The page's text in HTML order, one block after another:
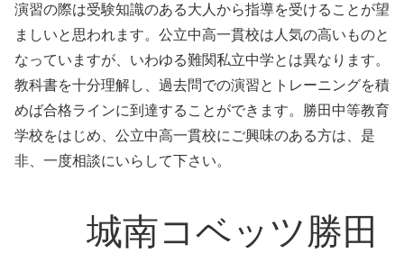
演習の際は受験知識のある大人から指導を受けることが望
ましいと思われます。公立中高一貫校は人気の高いものと
なっていますが、いわゆる難関私立中学とは異なります。
教科書を十分理解し、過去問での演習とトレーニングを積
めば合格ラインに到達することができます。勝田中等教育
学校をはじめ、公立中高一貫校にご興味のある方は、是
非、一度相談にいらして下さい。
城南コベッツ勝田